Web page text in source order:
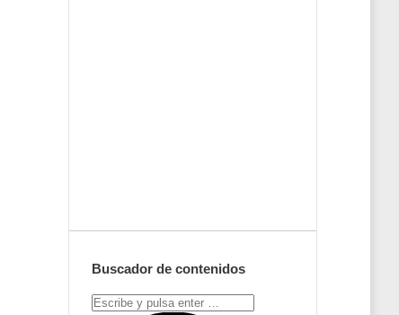
Buscador de contenidos
Search: